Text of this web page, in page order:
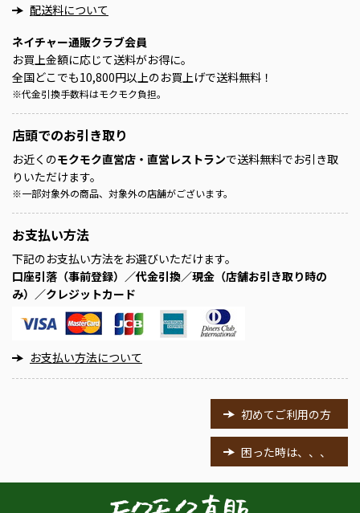
配送料について
ネイチャー通販クラブ会員
お買上金額に応じて送料がお得に。
全国どこでも10,800円以上のお買上げで送料無料！
※代金引換手数料はモクモク負担。
店頭でのお引き取り
お近くのモクモク直営店・直営レストランで送料無料でお引き取
りいただけます。
※一部対象外の商品、対象外の店舗がございます。
お支払い方法
下記のお支払い方法をお選びいただけます。
口座引落（事前登録）／代金引換／現金（店舗お引き取り時の
み）／クレジットカード
お支払い方法について
初めてご利用の方
困った時は、、、